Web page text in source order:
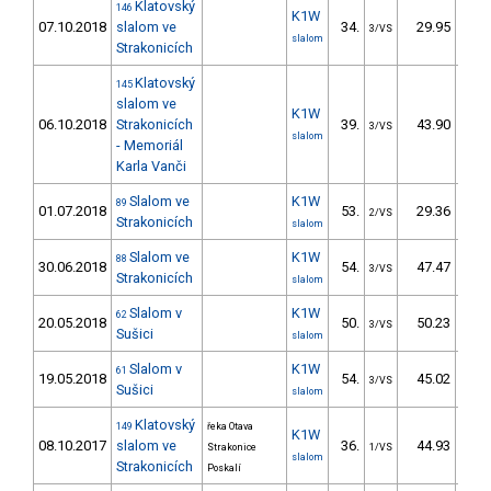
07.10.2018
146 Klatovský
slalom ve
Strakonicích
K1W
slalom
34. 3/VS 29.95
06.10.2018
145 Klatovský
slalom ve
Strakonicích
- Memoriál
Karla Vanči
K1W
slalom
39. 3/VS 43.90
01.07.2018 89 Slalom ve
Strakonicích
K1W
slalom
53. 2/VS 29.36
30.06.2018 88 Slalom ve
Strakonicích
K1W
slalom
54. 3/VS 47.47
20.05.2018 62 Slalom v
Sušici
K1W
slalom
50. 3/VS 50.23
19.05.2018 61 Slalom v
Sušici
K1W
slalom
54. 3/VS 45.02
08.10.2017
149 Klatovský
slalom ve
Strakonicích
řeka Otava
Strakonice
Poskalí
K1W
slalom
36. 1/VS 44.93